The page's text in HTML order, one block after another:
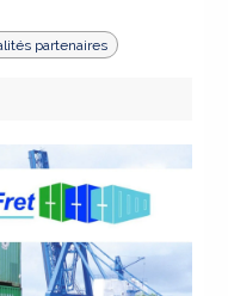
partenaires